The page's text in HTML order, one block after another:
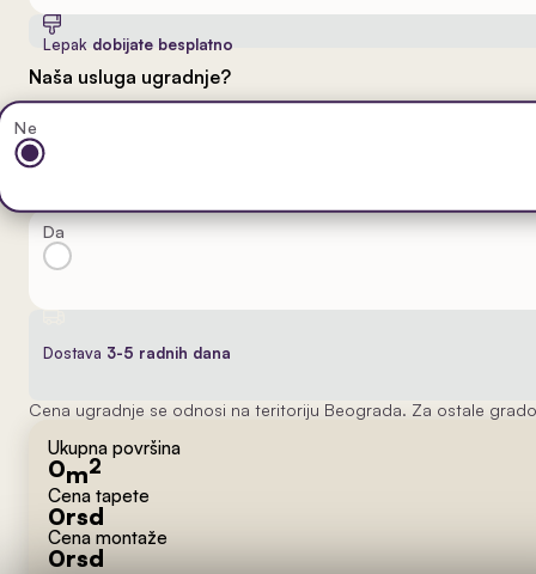
Lepak dobijate besplatno
Naša usluga ugradnje?
Ne
Da
Dostava 3-5 radnih dana
Cena ugradnje se odnosi na teritoriju Beograda. Za ostale
Ukupna površina
0m2
Cena tapete
0rsd
Cena montaže
0rsd